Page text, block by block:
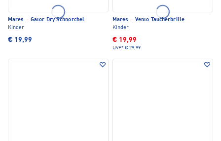
Mares · Gator Dry Schnorchel
Kinder
€ 19,99
Mares · Vento Taucherbrille
Kinder
€ 19,99
UVP* € 29,99